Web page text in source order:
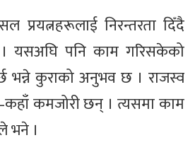
प्रयत्नहरूलाई निरन्तरता दिँदै
यसअघि पनि काम गरिसकेको
भन्ने कुराको अनुभव छ । राजस्व
कमजोरी छन् । त्यसमा काम
भने ।